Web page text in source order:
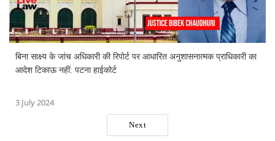
बिना साक्ष्य के जांच अधिकारी की रिपोर्ट पर आधारित अनुशासनात्मक प्राधिकारी का
आदेश टिकाऊ नहीं: पटना हाईकोर्ट
3 July 2024
Next